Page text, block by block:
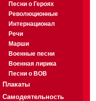
Песни о Героях
Революционные
Интернационал
Речи
Марши
Военные песни
Военная лирика
Песни о ВОВ
Плакаты
Самодеятельность